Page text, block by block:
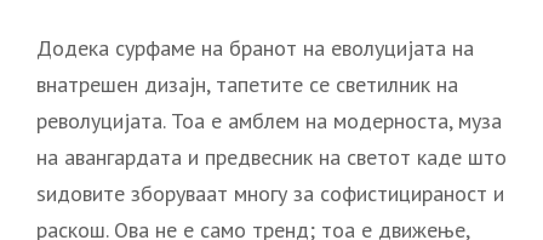
Додека сурфаме на бранот на еволуцијата на
внатрешен дизајн, тапетите се светилник на
револуцијата. Тоа е амблем на модерноста, муза
на авангардата и предвесник на светот каде што
ѕидовите зборуваат многу за софистицираност и
раскош. Ова не е само тренд; тоа е движење,